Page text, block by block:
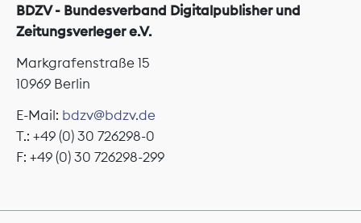
BDZV - Bundesverband Digitalpublisher und
Zeitungsverleger e.V.
Markgrafenstraße 15
10969 Berlin
E-Mail: bdzv@bdzv.de
T.: +49 (0) 30 726298-0
F: +49 (0) 30 726298-299